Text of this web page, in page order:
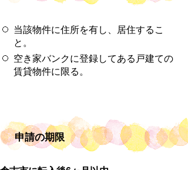
当該物件に住所を有し、居住するこ
と。
空き家バンクに登録してある戸建ての
賃貸物件に限る。
申請の期限